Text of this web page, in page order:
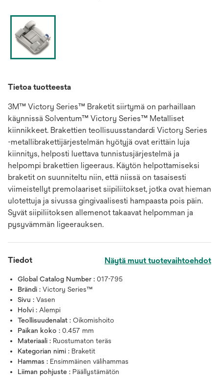
Tietoa tuotteesta
3M™ Victory Series™ Braketit siirtymä on parhaillaan
käynnissä Solventum™ Victory Series™ Metalliset
kiinnikkeet. Brakettien teollisuusstandardi Victory Series
-metallibrakettijärjestelmän hyötyjä ovat erittäin luja
kiinnitys, helposti luettava tunnistusjärjestelmä ja
helpompi brakettien ligeeraus. Käytön helpottamiseksi
braketit on suunniteltu niin, että niissä on tasaisesti
viimeistellyt premolaariset siipiliitokset, jotka ovat hieman
ulotettuja ja sivussa gingivaalisesti hampaasta pois päin.
Syvät siipiliitoksen allemenot takaavat helpomman ja
pysyvämmän ligeerauksen.
Tiedot Näytä muut tuotevaihtoehdot
Global Catalog Number : 017-795
Brändi : Victory Series™
Sivu : Vasen
Holvi : Alempi
Teollisuudenalat : Oikomishoito
Paikan koko : 0.457 mm
Materiaali : Ruostumaton teräs
Kategorian nimi : Braketit
Hammas : Ensimmäinen välihammas
Liiman pohjuste : Päällystämätön